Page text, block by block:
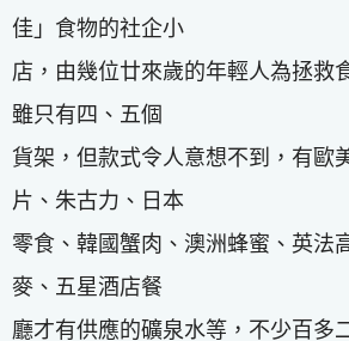
佳」食物的社企小
店，由幾位廿來歲的年輕人為拯救
雖只有四、五個
貨架，但款式令人意想不到，有歐
片、朱古力、日本
零食、韓國蟹肉、澳洲蜂蜜、英法
麥、五星酒店餐
廳才有供應的礦泉水等，不少百多